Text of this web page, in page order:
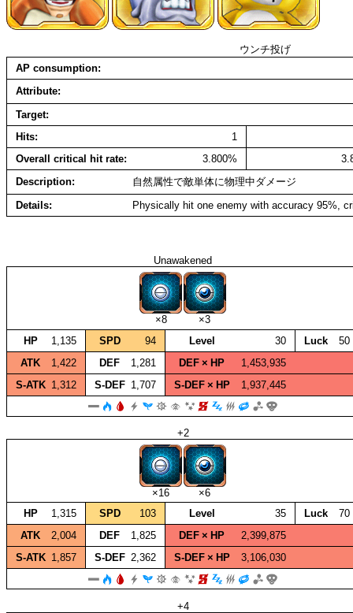
ウンチ投げ
AP consumption
Attribute
Target
Hits
1
Overall critical hit rate
3.800%
Description
自然属性で敵単体に物理中ダメージ
Details
Physically hit one enemy with accuracy 95%,
Unawakened
×8
×3
HP
1,135 SPD 94 Level 30 Luck
50
ATK
1,422 DEF 1,281 DEF × HP
1,453,935
S‑ATK 1,312 S‑DEF 1,707 S‑DEF × HP 1,937,445
+2
×16
×6
HP
1,315 SPD 103 Level 35 Luck
70
ATK
2,004 DEF 1,825 DEF × HP
2,399,875
S‑ATK 1,857 S‑DEF 2,362 S‑DEF × HP 3,106,030
+4